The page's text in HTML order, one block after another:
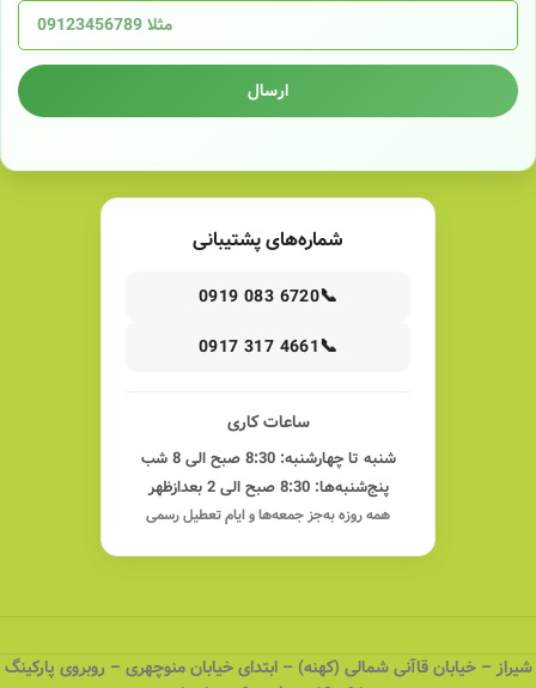
ارسال
شماره‌های پشتیبانی
📞
0919 083 6720
📞
0917 317 4661
ساعات کاری
شنبه تا چهارشنبه: 8:30 صبح الی 8 شب
پنج‌شنبه‌ها: 8:30 صبح الی 2 بعدازظهر
همه روزه به‌جز جمعه‌ها و ایام تعطیل رسمی
شیراز – خیابان قاآنی شمالی (کهنه) – ابتدای خیابان منوچهری – روبروی پارکینگ